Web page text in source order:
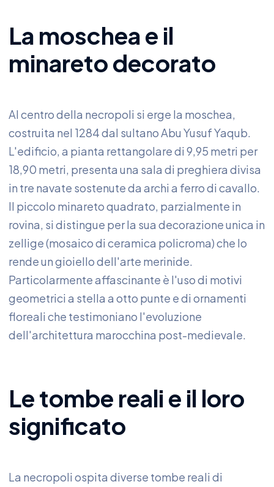
La moschea e il
minareto decorato
Al centro della necropoli si erge la moschea,
costruita nel 1284 dal sultano Abu Yusuf Yaqub.
L'edificio, a pianta rettangolare di 9,95 metri per
18,90 metri, presenta una sala di preghiera divisa
in tre navate sostenute da archi a ferro di cavallo.
Il piccolo minareto quadrato, parzialmente in
rovina, si distingue per la sua decorazione unica in
zellige (mosaico di ceramica policroma) che lo
rende un gioiello dell'arte merinide.
Particolarmente affascinante è l'uso di motivi
geometrici a stella a otto punte e di ornamenti
floreali che testimoniano l'evoluzione
dell'architettura marocchina post-medievale.
Le tombe reali e il loro
significato
La necropoli ospita diverse tombe reali di